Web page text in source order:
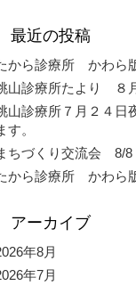
最近の投稿
から診療所 かわら
山診療所たより ８
山診療所７月２４日
す。
ちづくり交流会 8/8
から診療所 かわら
アーカイブ
年8月
年7月